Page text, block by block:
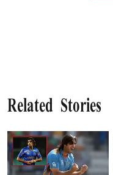
Related Stories